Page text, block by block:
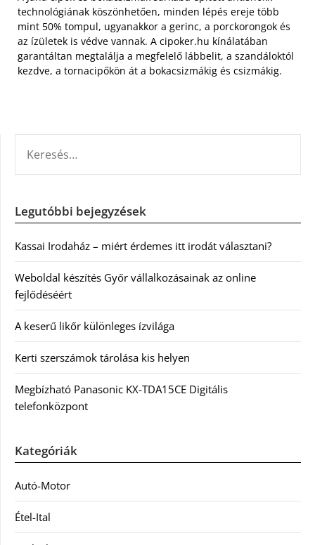
technológiának köszönhetően, minden lépés ereje több
mint 50% tompul, ugyanakkor a gerinc, a porckorongok és
az ízületek is védve vannak. A cipoker.hu kínálatában
garantáltan megtalálja a megfelelő lábbelit, a szandáloktól
kezdve, a tornacipőkön át a bokacsizmákig és csizmákig.
Legutóbbi bejegyzések
Kassai Irodaház – miért érdemes itt irodát választani?
Weboldal készítés Győr vállalkozásainak az online
fejlődéséért
A keserű likőr különleges ízvilága
Kerti szerszámok tárolása kis helyen
Megbízható Panasonic KX-TDA15CE Digitális
telefonközpont
Kategóriák
Autó-Motor
Étel-Ital